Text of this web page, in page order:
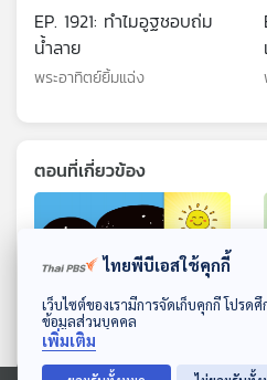
ดาวน์โหลด Thai PBS Podcast Application
EP. 1921: ทำไมอูฐชอบถ่ม
น้ำลาย
พระอาทิตย์ยิ้มแฉ่ง
ตอนที่เกี่ยวข้อง
ไทยพีบีเอสใช้คุกกี้
เว็บไซต์ของเรามีการจัดเก็บคุกกี้ โปร
ข้อมูลส่วนบุคคล
เพิ่มเติม